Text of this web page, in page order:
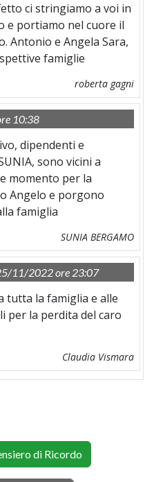
ci stringiamo a voi in
e portiamo nel cuore il
Antonio e Angela Sara,
famiglie
roberta gagni
10:38
dipendenti e
sono vicini a
momento per la
Angelo e porgono
famiglia
SUNIA BERGAMO
11/2022 ore 23:07
tutta la famiglia e alle
per la perdita del caro
Claudia Vismara
di Ricordo